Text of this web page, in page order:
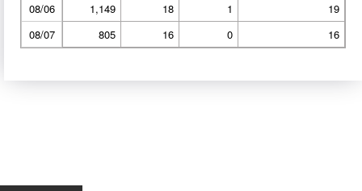
08/06
1,149 18 1
19
08/07
805 16 0 16